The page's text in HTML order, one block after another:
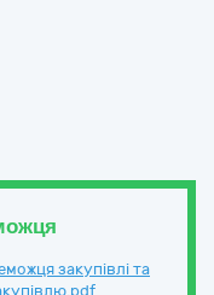
закупівлі та